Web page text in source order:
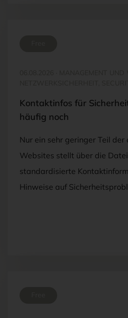
Kontaktinfos für
häufig noch
Nur ein sehr geringer Teil der
Websites stellt über die
standardisierte
Hinweise auf